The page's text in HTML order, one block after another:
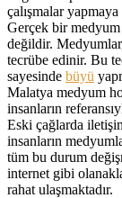
çalışmalar
Gerçek bir medyum
değildir.
tecrübe edinir. Bu
sayesinde büyü
Malatya medyum
insanların
Eski çağlarda
insanların
tüm bu durum
internet gibi
rahat ulaşmaktadır.